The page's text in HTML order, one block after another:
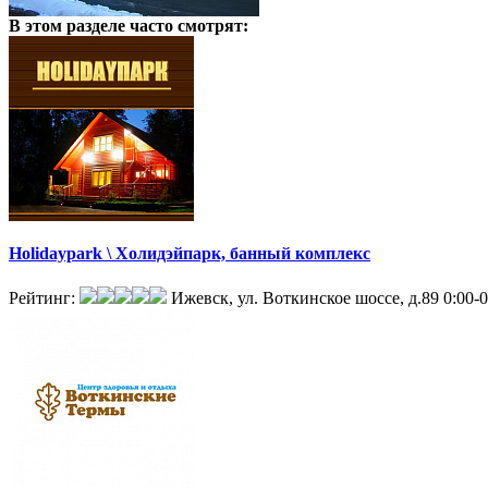
В этом разделе часто смотрят:
Holidaypark \ Холидэйпарк, банный комплекс
Рейтинг: Ижевск, ул. Воткинское шоссе, д.89 0:00-